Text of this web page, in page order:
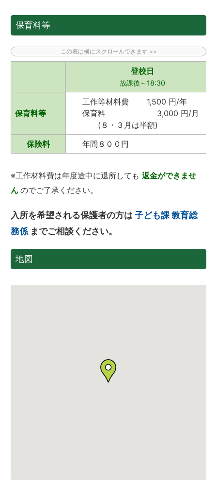
保育料等
登校日
放課後～18:30
保育料等
工作等材料費 1,500 円/年
保育料 3,000 円/月
(８・３月は半額)
保険料
年間８００円
※工作材料費は年度途中に退所しても返金ができませ
んのでご了承ください。
入所を希望される保護者の方は子ども課 教育総
務係 までご相談ください。
地図